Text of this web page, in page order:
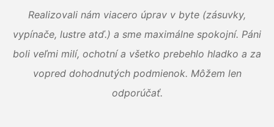
Realizovali nám viacero úprav v byte (zásuvky,
vypínače, lustre atď.) a sme maximálne spokojní. Páni
boli veľmi milí, ochotní a všetko prebehlo hladko a za
vopred dohodnutých podmienok. Môžem len
odporúčať.